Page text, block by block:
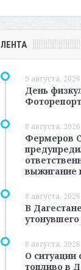
ЛЕНТА
9 августа,
День
8 августа,
Фермеров
выжигание
8 августа,
В
8 августа,
О ситуации
топливо в